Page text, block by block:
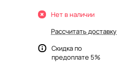
Нет в наличии
Рассчитать доставку
Скидка по
предоплате 5%